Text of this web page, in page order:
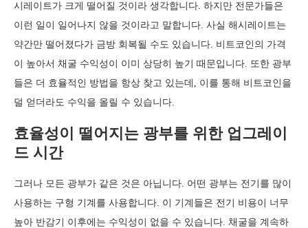
시레이트가 크게 떨어질 것이라 생각합니다. 하지만 전문가들은
이런 일이 일어나지 않을 것이라고 말합니다. 사실 해시레이트는
약간만 떨어졌다가 금방 회복될 수도 있습니다. 비트코인의 가격
이 높아서 채굴 수익성이 이미 상당히 높기 때문입니다. 또한 광부
들은 더 효율적인 방법을 항상 찾고 있는데, 이를 통해 비트코인을
덜 얻더라도 수익을 올릴 수 있습니다.
효율성이 떨어지는 광부를 위한 업그레이
드 시간
그러나 모든 광부가 같은 것은 아닙니다. 어떤 광부는 전기를 많이
사용하는 구형 기계를 사용합니다. 이 기계들은 전기 비용이 너무
높아 반감기 이후에는 수익성이 없을 수 있습니다. 채굴을 계속하